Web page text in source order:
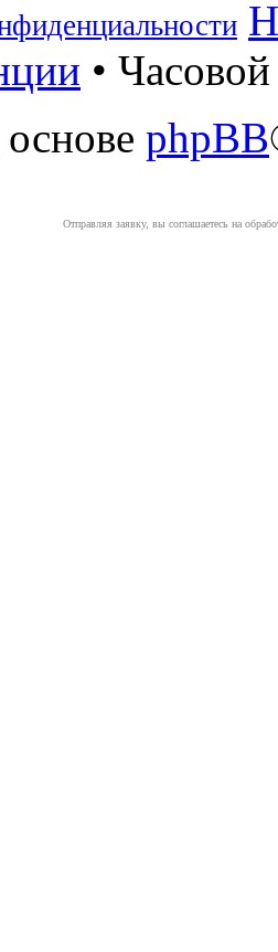
•
phpBB
Отправляя заявку, вы соглашаетесь на